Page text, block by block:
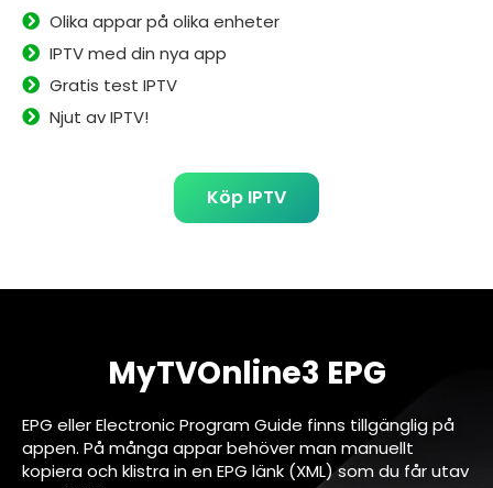
Olika appar på olika enheter
IPTV med din nya app
Gratis test IPTV
Njut av IPTV!
Köp IPTV
MyTVOnline3 EPG
EPG eller Electronic Program Guide finns tillgänglig på
appen. På många appar behöver man manuellt
kopiera och klistra in en EPG länk (XML) som du får utav